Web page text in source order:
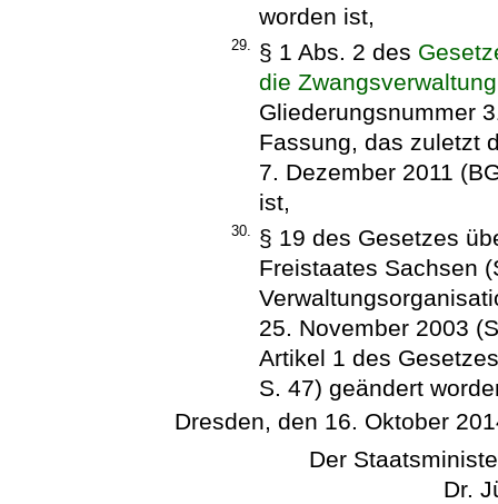
worden ist,
29. § 1 Abs. 2 des
die Zwangsverwaltung
Gliederungsnummer
Fassung, das zuletzt
7. Dezember 2011
ist,
30.
§ 19 des Gesetzes
Freistaates Sachsen
25. November 2003
Artikel 1 des
S. 47) geändert
Dresden, den 16. Oktober
Der
Dr.